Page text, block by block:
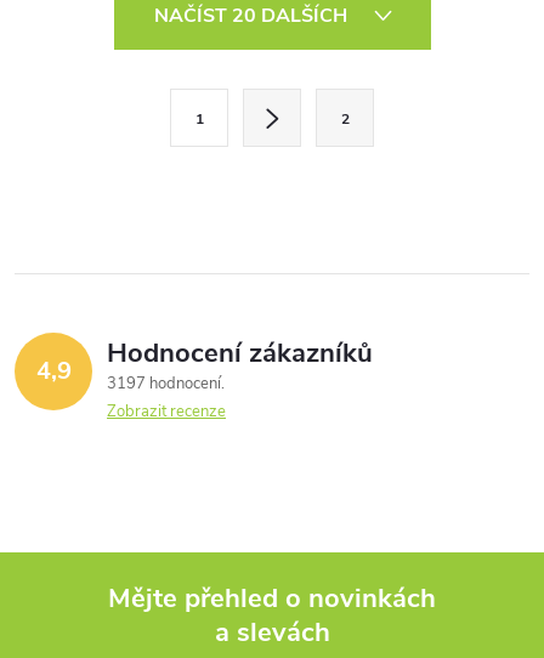
í
p
k
NAČÍST 20 DALŠÍCH
k
v
á
n
1 2
4,9 Hodnocení zákazníků
3197 hodnocení
Zobrazit recenze
Mějte přehled o novinkách
a slevách